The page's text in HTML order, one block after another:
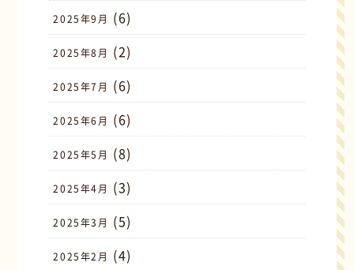
2025年9月 (6)
2025年8月 (2)
2025年7月 (6)
2025年6月 (6)
2025年5月 (8)
2025年4月 (3)
2025年3月 (5)
2025年2月 (4)